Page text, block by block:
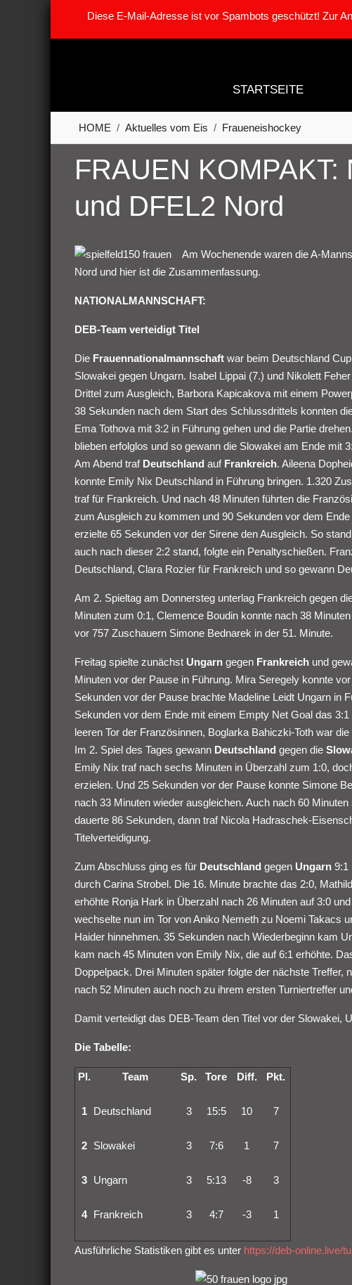
Diese E-Mail-Adresse ist vor Spambots geschützt! Zur
STARTSEITE
HOME Aktuelles vom Eis Fraueneishockey
FRAUEN
und DFEL2 Nord
Am Wochenende waren die A-
Nord und hier ist die Zusammenfassung.
NATIONALMANNSCHAFT:
DEB-Team verteidigt Titel
Die Frauennationalmannschaft war beim Deutschland
Slowakei gegen Ungarn. Isabel Lippai (7.) und Nikolett
Drittel zum Ausgleich, Barbora Kapicakova mit einem
38 Sekunden nach dem Start des Schlussdrittels konnten
Ema Tothova mit 3:2 in Führung gehen und die Partie
blieben erfolglos und so gewann die Slowakei am Ende mit
Am Abend traf Deutschland auf Frankreich. Aileena
konnte Emily Nix Deutschland in Führung bringen. 1.320
traf für Frankreich. Und nach 48 Minuten führten die
zum Ausgleich zu kommen und 90 Sekunden vor dem
erzielte 65 Sekunden vor der Sirene den Ausgleich. So
auch nach dieser 2:2 stand, folgte ein Penaltyschießen.
Deutschland, Clara Rozier für Frankreich und so gewann
Am 2. Spieltag am Donnersteg unterlag Frankreich gegen
Minuten zum 0:1, Clemence Boudin konnte nach 38
vor 757 Zuschauern Simone Bednarek in der 51. Minute.
Freitag spielte zunächst Ungarn gegen Frankreich und
Minuten vor der Pause in Führung. Mira Seregely konnte
Sekunden vor der Pause brachte Madeline Leidt Ungarn in
Sekunden vor dem Ende mit einem Empty Net Goal das
leeren Tor der Französinnen, Boglarka Bahiczki-Toth war die
Im 2. Spiel des Tages gewann Deutschland gegen die
Emily Nix traf nach sechs Minuten in Überzahl zum 1:0,
erzielen. Und 25 Sekunden vor der Pause konnte Simone
nach 33 Minuten wieder ausgleichen. Auch nach 60
dauerte 86 Sekunden, dann traf Nicola Hadraschek-
Titelverteidigung.
Zum Abschluss ging es für Deutschland gegen Ungarn 9:1
durch Carina Strobel. Die 16. Minute brachte das 2:0,
erhöhte Ronja Hark in Überzahl nach 26 Minuten auf 3:0
wechselte nun im Tor von Aniko Nemeth zu Noemi Takacs
Haider hinnehmen. 35 Sekunden nach Wiederbeginn kam
kam nach 45 Minuten von Emily Nix, die auf 6:1 erhöhte.
Doppelpack. Drei Minuten später folgte der nächste
nach 52 Minuten auch noch zu ihrem ersten Turniertreffer
Damit verteidigt das DEB-Team den Titel vor der Slowakei,
Die Tabelle:
Pl. Team Sp. Tore Diff. Pkt.
1 Deutschland 3 15:5 10 7
2 Slowakei 3 7:6 1 7
3 Ungarn 3 5:13 -8 3
4 Frankreich 3 4:7 -3 1
Ausführliche Statistiken gibt es unter https://deb-online.live/